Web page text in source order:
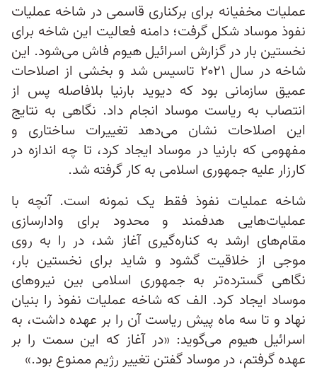
عملیات مخفیانه برای برکناری قاسمی در شاخه عملیات
نفوذ موساد شکل گرفت؛ دامنه فعالیت این شاخه برای
نخستین بار در گزارش اسرائیل هیوم فاش می‌شود. این
شاخه در سال ۲۰۲۱ تاسیس شد و بخشی از اصلاحات
عمیق سازمانی بود که دیوید بارنیا بلافاصله پس از
انتصاب به ریاست موساد انجام داد. نگاهی به نتایج
این اصلاحات نشان می‌دهد تغییرات ساختاری و
مفهومی‌ که بارنیا در موساد ایجاد کرد، تا چه اندازه در
کارزار علیه جمهوری اسلامی به کار گرفته شد.
شاخه عملیات نفوذ فقط یک نمونه است. آنچه با
عملیات‌هایی هدفمند و محدود برای وادارسازی
مقام‌های ارشد به کناره‌گیری آغاز شد، در را به روی
موجی از خلاقیت گشود و شاید برای نخستین بار،
نگاهی گسترده‌تر به جمهوری اسلامی بین نیروهای
موساد ایجاد کرد. الف که شاخه عملیات نفوذ را بنیان
نهاد و تا سه ماه پیش ریاست آن را بر عهده داشت، به
اسرائیل هیوم می‌گوید: «در آغاز که این سمت را بر
عهده گرفتم، در موساد گفتن تغییر رژیم ممنوع بود.»